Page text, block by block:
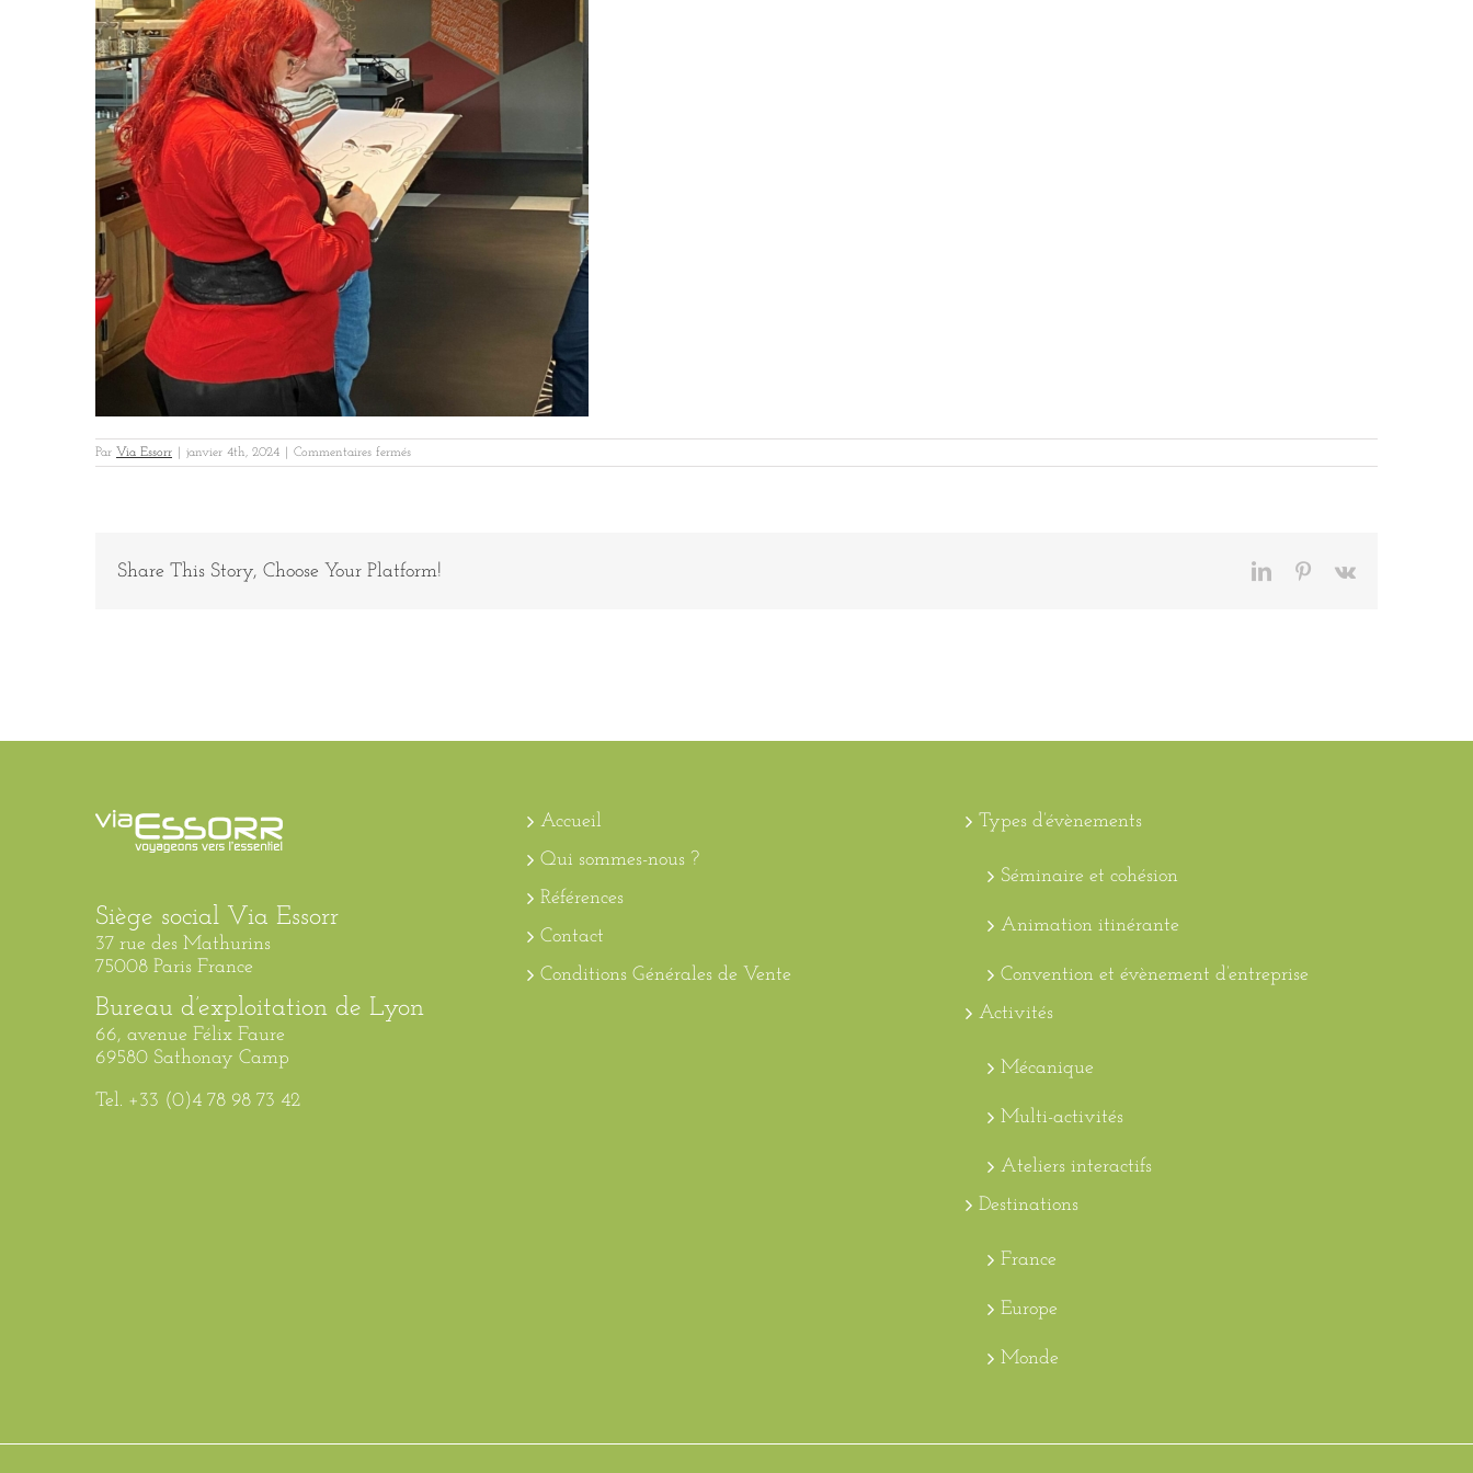
Par Via Essorr janvier 4th, 2024 Commentaires ferméssur
Atlantic
Share This Story, Choose Your Platform! LinkedInPinterest
Vk
Siège social Via Essorr
37 rue des Mathurins
75008 Paris France
Bureau d’exploitation de Lyon
66, avenue Félix Faure
69580 Sathonay Camp
Tel. +33 (0)4 78 98 73 42
Accueil
Qui sommes-nous ?
Références
Contact
Conditions Générales de Vente
Types d’évènements
Séminaire et cohésion
Animation itinérante
Convention et évènement d’entreprise
Activités
Mécanique
Multi-activités
Ateliers interactifs
Destinations
France
Europe
Monde